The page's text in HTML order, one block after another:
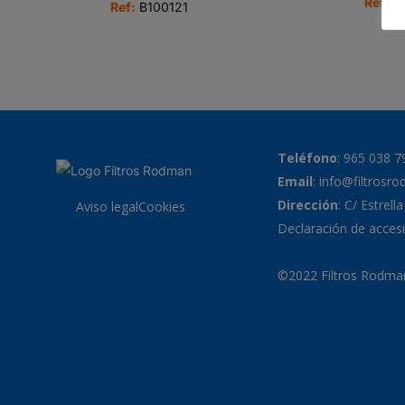
Ref: B100121
Aviso legalCookies
Teléfono: 965 038
Email:
Dirección: C/
Declaración de
©2022 Filtros